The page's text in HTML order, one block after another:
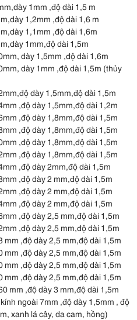
1mm ,độ dài 1,5 m
1,2mm ,độ dài 1,6 m
1,1mm ,độ dài 1,6m
1mm,độ dài 1,5m
dày 1,5mm ,độ dài 1,6m
dày 1mm ,độ dài 1,5m (thủy
dày 1,5mm,độ dài 1,5m
,độ dày 1,5mm,độ dài 1,2m
,độ dày 1,8mm,độ dài 1,5m
,độ dày 1,8mm,độ dài 1,5m
,độ dày 1,8mm,độ dài 1,5m
,độ dày 1,8mm,độ dài 1,5m
,độ dày 2mm,độ dài 1,5m
,độ dày 2 mm,độ dài 1,5m
,độ dày 2 mm,độ dài 1,5m
,độ dày 2 mm,độ dài 1,5m
,độ dày 2,5 mm,độ dài 1,5m
,độ dày 2,5 mm,độ dài 1,5m
,độ dày 2,5 mm,độ dài 1,5m
,độ dày 2,5 mm,độ dài 1,5m
,độ dày 2,5 mm,độ dài 1,5m
,độ dày 2,5 mm,độ dài 1,5m
mm ,độ dày 3 mm,độ dài 1,5m
ngoài 7mm ,độ dày 1,5mm , độ
xanh lá cây, da cam, hồng)